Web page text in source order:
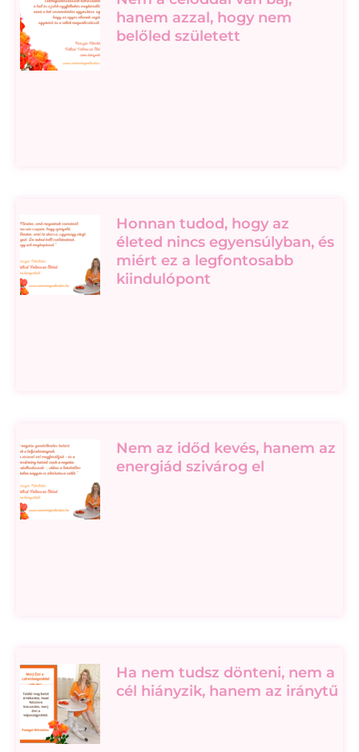
hanem azzal, hogy nem
belőled született
Honnan tudod, hogy az
életed nincs egyensúlyban, és
miért ez a legfontosabb
kiindulópont
Nem az időd kevés, hanem az
energiád szivárog el
Ha nem tudsz dönteni, nem a
cél hiányzik, hanem az iránytű